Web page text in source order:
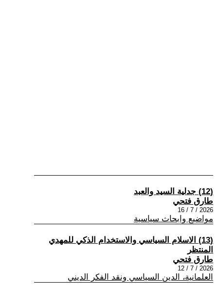
(12) جدلية السيد والعبد
طارق فتحي
2026 / 7 / 16
مواضيع وابحاث سياسية
(13) الاسلام السياسي والاستخدام الذكي للمهدي
المنتظر
طارق فتحي
2026 / 7 / 12
العلمانية، الدين السياسي ونقد الفكر الديني